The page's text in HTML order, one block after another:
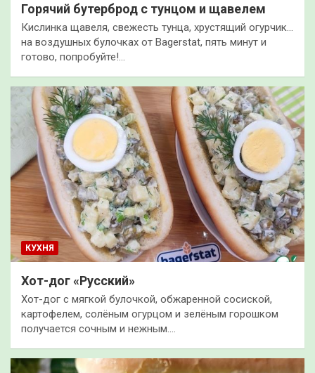
Горячий бутерброд с тунцом и щавелем
Кислинка щавеля, свежесть тунца, хрустящий огурчик…
на воздушных булочках от Bagerstat, пять минут и
готово, попробуйте!…
КУХНЯ
Хот-дог «Русский»
Хот-дог с мягкой булочкой, обжаренной сосиской,
картофелем, солёным огурцом и зелёным горошком
получается сочным и нежным.…